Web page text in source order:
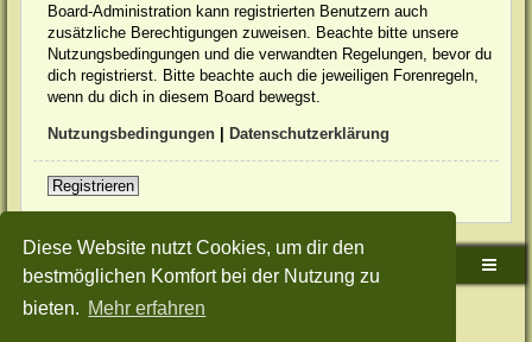
Diese Website nutzt Cookies, um dir den
bestmöglichen Komfort bei der Nutzung zu
bieten. Mehr erfahren
Board-Administration kann registrierten Benutzern auch
zusätzliche Berechtigungen zuweisen. Beachte bitte unsere
Nutzungsbedingungen und die verwandten Regelungen, bevor du
dich registrierst. Bitte beachte auch die jeweiligen Forenregeln,
wenn du dich in diesem Board bewegst.
Nutzungsbedingungen Datenschutzerklärung
Registrieren
Sudden-Strike-Maps.de Hauptseite Foren-Übersicht
Powered byphpBB® Forum Software © phpBB Limited